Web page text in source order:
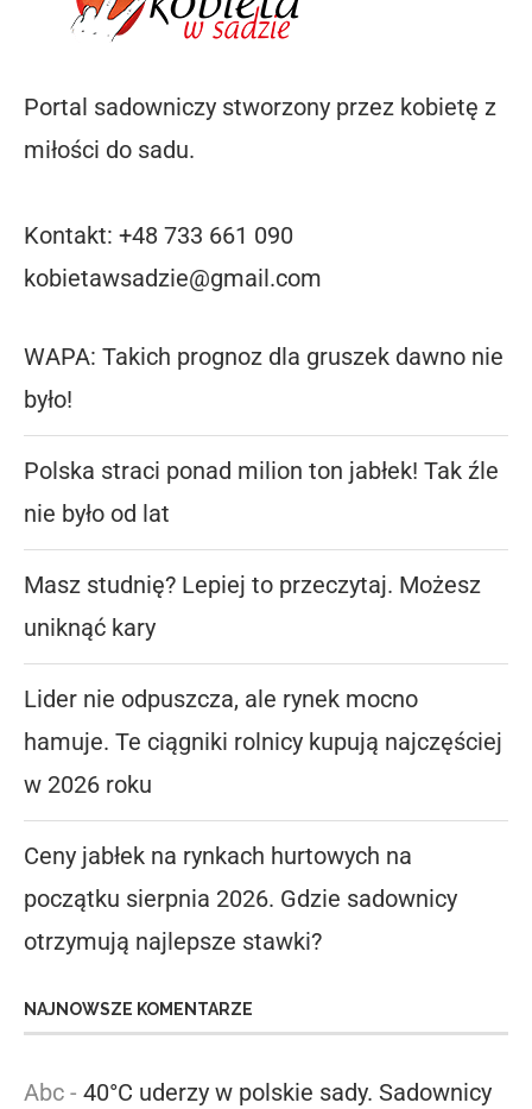
Portal sadowniczy stworzony przez kobietę z
miłości do sadu.
Kontakt: +48 733 661 090
kobietawsadzie@gmail.com
WAPA: Takich prognoz dla gruszek dawno nie
było!
Polska straci ponad milion ton jabłek! Tak źle
nie było od lat
Masz studnię? Lepiej to przeczytaj. Możesz
uniknąć kary
Lider nie odpuszcza, ale rynek mocno
hamuje. Te ciągniki rolnicy kupują najczęściej
w 2026 roku
Ceny jabłek na rynkach hurtowych na
początku sierpnia 2026. Gdzie sadownicy
otrzymują najlepsze stawki?
NAJNOWSZE KOMENTARZE
Abc - 40°C uderzy w polskie sady. Sadownicy